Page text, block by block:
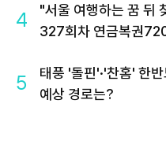
4
"서울 여행하는 꿈 뒤
327회차 연금복권
5
태풍 '돌핀'·'찬홈' 한
예상 경로는?